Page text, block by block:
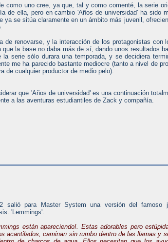
como uno cree, ya que, tal y como comenté, la serie
de ella, pero en cambio 'Años de universidad' ha sido
ya se sitúa claramente en un ámbito más juvenil,
de renovarse, y la interacción de los protagonistas con
la base no daba más de sí, dando unos resultados
serie sólo durara una temporada, y se decidiera
me ha parecido bastante mediocre (tanto a nivel de
de cualquier productor de medio pelo).
que 'Años de universidad' es una continuación
a las aventuras estudiantiles de Zack y compañía.
salió para Master System una versión del famoso
'Lemmings'.
están apareciendo!. Estas adorables pero
acantilados, caminan sin rumbo dentro de las llamas y